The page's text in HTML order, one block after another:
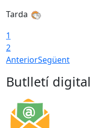
Tarda
1
2
AnteriorSegüent
Butlletí digital